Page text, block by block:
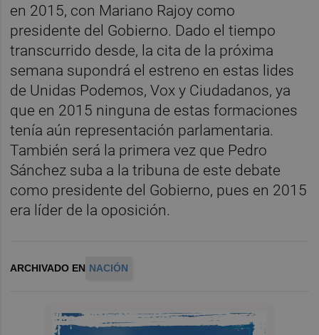
en 2015, con Mariano Rajoy como
presidente del Gobierno. Dado el tiempo
transcurrido desde, la cita de la próxima
semana supondrá el estreno en estas lides
de Unidas Podemos, Vox y Ciudadanos, ya
que en 2015 ninguna de estas formaciones
tenía aún representación parlamentaria.
También será la primera vez que Pedro
Sánchez suba a la tribuna de este debate
como presidente del Gobierno, pues en 2015
era líder de la oposición.
ARCHIVADO EN NACIÓN